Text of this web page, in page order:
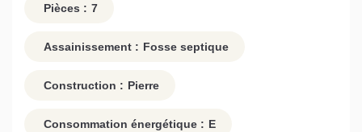
Pièces : 7
Assainissement : Fosse septique
Construction : Pierre
Consommation énergétique : E